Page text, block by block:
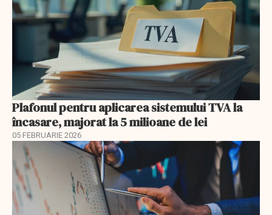
Plafonul pentru aplicarea sistemului TVA la
încasare, majorat la 5 milioane de lei
05 FEBRUARIE 2026